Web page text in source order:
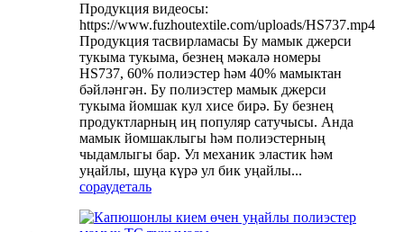
Продукция видеосы:
https://www.fuzhoutextile.com/uploads/HS737.mp4
Продукция тасвирламасы Бу мамык джерси
тукыма тукыма, безнең мәкалә номеры
HS737, 60% полиэстер һәм 40% мамыктан
бәйләнгән. Бу полиэстер мамык джерси
тукыма йомшак кул хисе бирә. Бу безнең
продуктларның иң популяр сатучысы. Анда
мамык йомшаклыгы һәм полиэстерның
чыдамлыгы бар. Ул механик эластик һәм
уңайлы, шуңа күрә ул бик уңайлы...
сораудеталь